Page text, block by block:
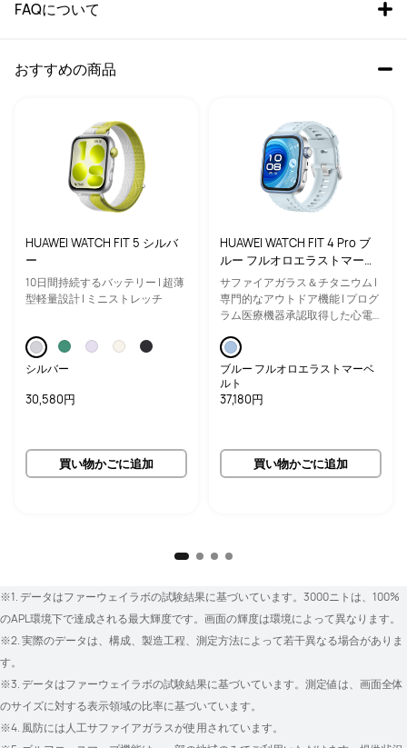
FAQについて
おすすめの商品
HUAWEI WATCH FIT 5 シルバ
ー
10日間持続するバッテリー | 超薄
型軽量設計 | ミニストレッチ
シルバー
30,580円
買い物かごに追加
HUAWEI WATCH FIT 4 Pro ブ
ルー フルオロエラストマーベ
ルト【即納】
サファイアガラス＆チタニウム |
専門的なアウトドア機能 | プログ
ラム医療機器承認取得した心電
ブルー フルオロエラストマーベ
ルト
37,180円
買い物かごに追加
※1. データはファーウェイラボの試験結果に基づいています。3000ニトは、100%
のAPL環境下で達成される最大輝度です。画面の輝度は環境によって異なります。
※2. 実際のデータは、構成、製造工程、測定方法によって若干異なる場合がありま
す。
※3. データはファーウェイラボの試験結果に基づいています。測定値は、画面全体
のサイズに対する表示領域の比率に基づいています。
※4. 風防には人工サファイアガラスが使用されています。